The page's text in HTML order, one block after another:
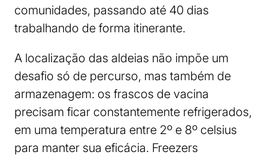
comunidades, passando até 40 dias
trabalhando de forma itinerante.
A localização das aldeias não impõe um
desafio só de percurso, mas também de
armazenagem: os frascos de vacina
precisam ficar constantemente refrigerados,
em uma temperatura entre 2º e 8º celsius
para manter sua eficácia. Freezers